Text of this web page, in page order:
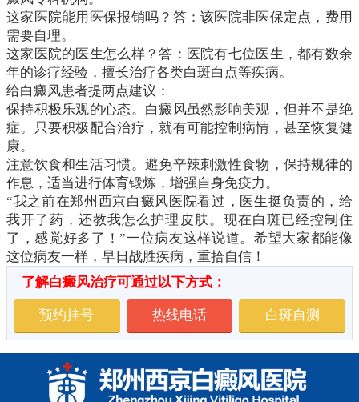
这家医院能用医保报销吗？答：该医院非医保定点，费用
需要自理。
这家医院的医生怎么样？答：医院有七位医生，都有数余
年的诊疗经验，擅长治疗各类白斑白点等疾病。
给白癜风患者提两点建议：
保持积极乐观的心态。白癜风虽然影响美观，但并不是绝
症。只要积极配合治疗，就有可能控制病情，甚至恢复健
康。
注意饮食和生活习惯。避免辛辣刺激性食物，保持规律的
作息，适当进行体育锻炼，增强自身免疫力。
“我之前在郑州西京白癜风医院看过，医生挺负责的，给
我开了药，还教我怎么护理皮肤。现在白斑已经控制住
了，感觉好多了！”一位病友这样说道。希望大家都能像
这位病友一样，早日战胜疾病，重拾自信！
了解白癜风治疗可通过以下方式：
预约挂号 热线电话 白斑自测